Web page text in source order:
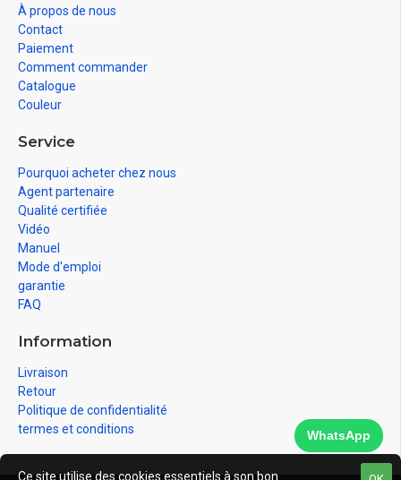
À propos de nous
Contact
Paiement
Comment commander
Catalogue
Couleur
Service
Pourquoi acheter chez nous
Agent partenaire
Qualité certifiée
Vidéo
Manuel
Mode d'emploi
garantie
FAQ
Information
Livraison
Retour
Politique de confidentialité
termes et conditions
Ce site utilise des cookies essentiels à son bon
WhatsApp